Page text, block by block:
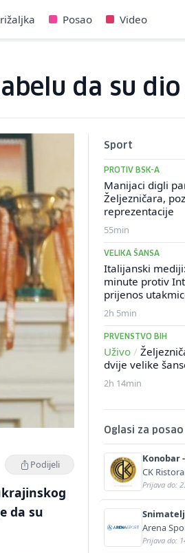
Posao Video
da su
Podijeli
da su
Sport
PROTIV BSK-A
Manijaci digli
Željezničara,
reprezentacije
55min
VELIKA ŠANSA
Italijanski
minute protiv
prijenos
2h 5min
PRVENSTVO BIH
Uživo /
dvije velike
2h 14min
Oglasi za posao
Konobar
CK
Prijava do:
Arena
Prijava do: